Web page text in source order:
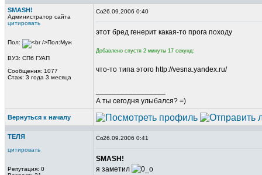
SMASH!
Администратор сайта
цитировать
Пол:
ВУЗ: СПб ГУАП
Сообщения: 1077
Стаж: 3 года 3 месяца
26.09.2006 0:40
этот бред генерит какая-то прога походу
Добавлено спустя 2 минуты 17 секунд:
что-то типа этого http://vesna.yandex.ru/
А ты сегодня улыбался? =)
Вернуться к началу
ТЕЛЯ
цитировать
Репутация: 0
26.09.2006 0:41
SMASH!
я заметил